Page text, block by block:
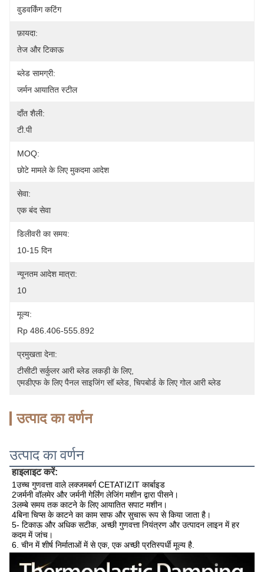
वुडवर्किंग कटिंग
फ़ायदा:
तेज और टिकाऊ
ब्लेड सामग्री:
जर्मन आयातित स्टील
दाँत शैली:
टी.पी
MOQ:
छोटे मामले के लिए मुकदमा आदेश
सेवा:
एक बंद सेवा
डिलीवरी का समय:
10-15 दिन
न्यूनतम आदेश मात्रा:
10
मूल्य:
Rp 486.406-555.892
प्रमुखता देना:
टीसीटी सर्कुलर आरी ब्लेड लकड़ी के लिए
एमडीएफ के लिए पैनल साइजिंग सॉ ब्लेड चिपबोर्ड के लिए गोल आरी ब्लेड
उत्पाद का वर्णन
उत्पाद का वर्णन
हाइलाइट करें:
1उच्च गुणवत्ता वाले लक्जमबर्ग CETATIZIT कार्बाइड
2जर्मनी वॉलमेर और जर्मनी गेर्लिंग लेजिंग मशीन द्वारा पीसने।
3लम्बे समय तक काटने के लिए आयातित सपाट मशीन।
4बिना चिप्स के काटने का काम साफ और सुचारू रूप से किया जाता है।
5- टिकाऊ और अधिक सटीक, अच्छी गुणवत्ता नियंत्रण और उत्पादन लाइन में हर
कदम में जांच।
6. चीन में शीर्ष निर्माताओं में से एक, एक अच्छी प्रतिस्पर्धी मूल्य है.